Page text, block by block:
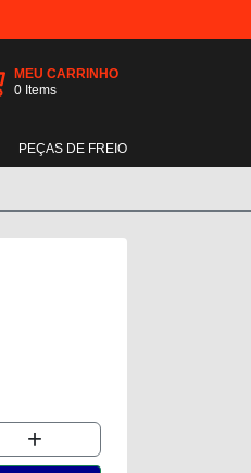
MEU CARRINHO
0 Items
PEÇAS DE FREIO
+